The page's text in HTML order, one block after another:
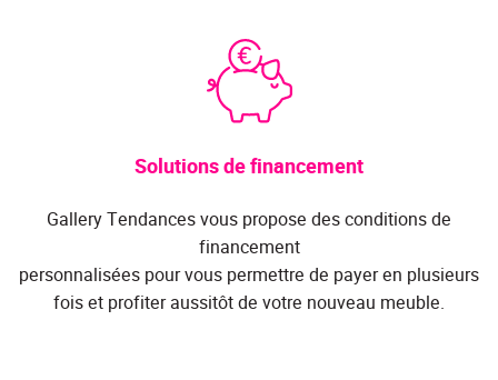
Solutions de financement
Gallery Tendances vous propose des conditions de
financement
personnalisées pour vous permettre de payer en plusieurs
fois et profiter aussitôt de votre nouveau meuble.